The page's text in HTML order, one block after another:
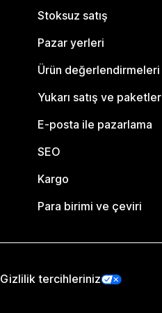
Stoksuz satış
Pazar yerleri
Ürün değerlendirmeleri
Yukarı satış ve paketler
E-posta ile pazarlama
SEO
Kargo
Para birimi ve çeviri
Gizlilik tercihleriniz